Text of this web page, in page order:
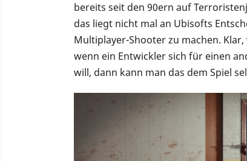
bereits seit den 90ern auf
das liegt nicht mal an Ubisofts
Multiplayer-Shooter zu machen.
wenn ein Entwickler sich für einen
will, dann kann man das dem Spiel